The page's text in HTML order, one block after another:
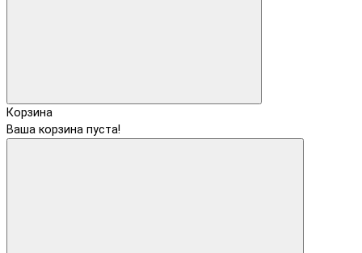
Корзина
Ваша корзина пуста!